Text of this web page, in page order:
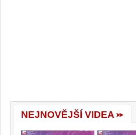
NEJNOVĚJŠÍ VIDEA